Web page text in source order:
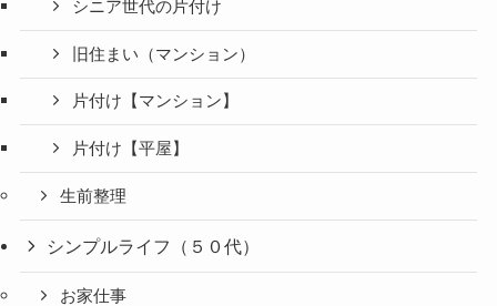
シニア世代の片付け
旧住まい（マンション）
片付け【マンション】
片付け【平屋】
生前整理
シンプルライフ（５０代）
お家仕事